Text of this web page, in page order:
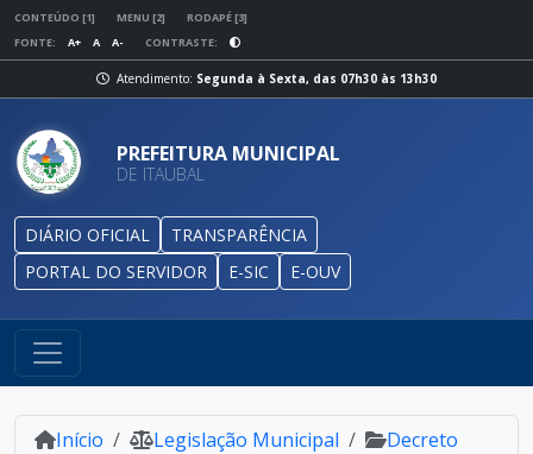
CONTEÚDO [1] MENU [2]
RODAPÉ [3]
FONTE:
A+ A A- CONTRASTE:
Atendimento: Segunda à Sexta, das 07h30 às 13h30
PREFEITURA MUNICIPAL
DE ITAUBAL
DIÁRIO OFICIAL
TRANSPARÊNCIA
PORTAL DO SERVIDOR
E-SIC E-OUV
Início Legislação Municipal
Decreto